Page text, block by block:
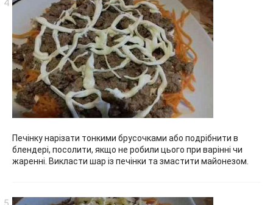
Печінку нарізати тонкими брусочками або подрібнити в
блендері, посолити, якщо не робили цього при варінні чи
жаренні. Викласти шар із печінки та змастити майонезом.